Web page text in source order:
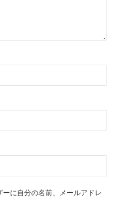
に自分の名前、メールアドレ